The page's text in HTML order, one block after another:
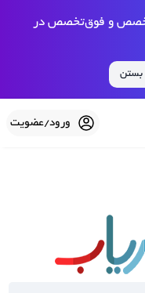
و فوق‌تخصص در
بستن
ورود/عضویت